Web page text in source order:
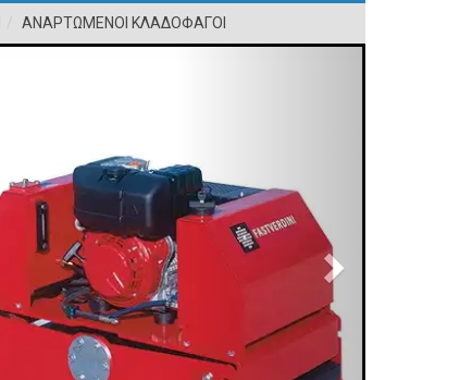
ΑΝΑΡΤΩΜΕΝΟΙ ΚΛΑΔΟΦΑΓΟΙ